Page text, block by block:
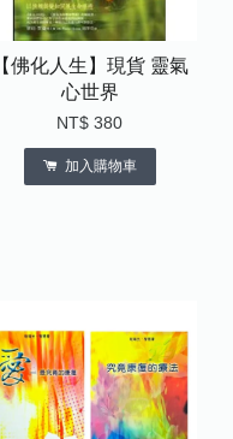
【佛化人生】現貨 靈氣
心世界
NT$ 380
加入購物車